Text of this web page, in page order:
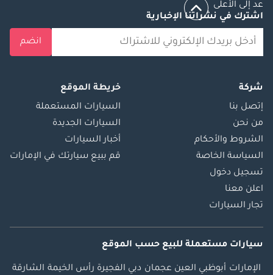
عد إلى الأعلى
اشترك في نشراتنا الإخبارية
انضم
شركة
إتصل بنا
من نحن
الشروط والأحكام
السياسة الخاصة
تسجيل دخول
اعلن معنا
تجار السيارات
خريطة الموقع
السيارات المستعملة
السيارات الجديدة
أخبار السيارات
قم ببيع سيارتك في الإمارات
سيارات مستعملة للبيع حسب الموقع
الإمارات أبوظبي العين عجمان دبي الفجيرة رأس الخيمة الشارقة